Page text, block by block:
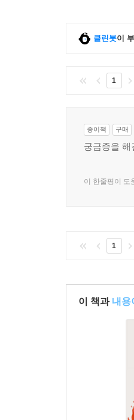
클린봇이
1
종이책 구매
궁금증을 해
이 한줄평이 도
1
이 책과 내용